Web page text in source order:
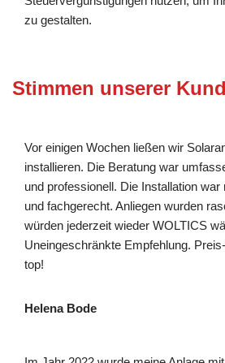
zu gestalten.
Stimmen unserer
Vor einigen Wochen ließen wir
installieren. Die Beratung war
und professionell. Die Installation
und fachgerecht. Anliegen wurden
würden jederzeit wieder WOLTICS
Uneingeschränkte Empfehlung.
top!
Helena Bode